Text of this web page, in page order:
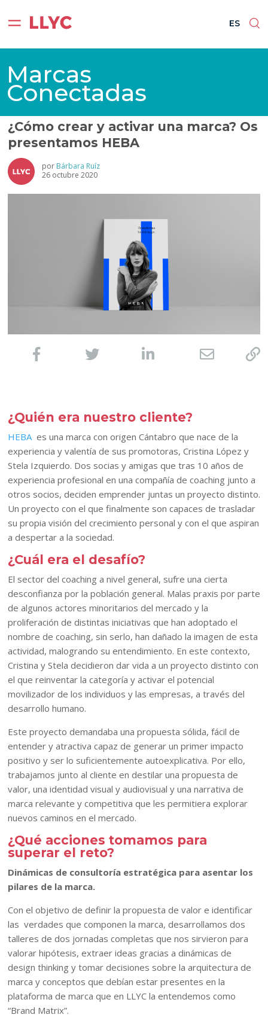
ES
Marcas
Conectadas
¿Cómo crear y activar una marca? Os
presentamos HEBA
por Bárbara Ruíz
26 octubre 2020
¿Quién era nuestro cliente?
HEBA es una marca con origen Cántabro que nace de la
experiencia y valentía de sus promotoras, Cristina López y
Stela Izquierdo. Dos socias y amigas que tras 10 años de
experiencia profesional en una compañía de coaching junto a
otros socios, deciden emprender juntas un proyecto distinto.
Un proyecto con el que finalmente son capaces de trasladar
su propia visión del crecimiento personal y con el que aspiran
a despertar a la sociedad.
¿Cuál era el desafío?
El sector del coaching a nivel general, sufre una cierta
desconfianza por la población general. Malas praxis por parte
de algunos actores minoritarios del mercado y la
proliferación de distintas iniciativas que han adoptado el
nombre de coaching, sin serlo, han dañado la imagen de esta
actividad, malogrando su entendimiento. En este contexto,
Cristina y Stela decidieron dar vida a un proyecto distinto con
el que reinventar la categoría y activar el potencial
movilizador de los individuos y las empresas, a través del
desarrollo humano.
Este proyecto demandaba una propuesta sólida, fácil de
entender y atractiva capaz de generar un primer impacto
positivo y ser lo suficientemente autoexplicativa. Por ello,
trabajamos junto al cliente en destilar una propuesta de
valor, una identidad visual y audiovisual y una narrativa de
marca relevante y competitiva que les permitiera explorar
nuevos caminos en el mercado.
¿Qué acciones tomamos para
superar el reto?
Dinámicas de consultoría estratégica para asentar los
pilares de la marca.
Con el objetivo de definir la propuesta de valor e identificar
las verdades que componen la marca, desarrollamos dos
talleres de dos jornadas completas que nos sirvieron para
valorar hipótesis, extraer ideas gracias a dinámicas de
design thinking y tomar decisiones sobre la arquitectura de
marca y conceptos que debían estar presentes en la
plataforma de marca que en LLYC la entendemos como
“Brand Matrix”.